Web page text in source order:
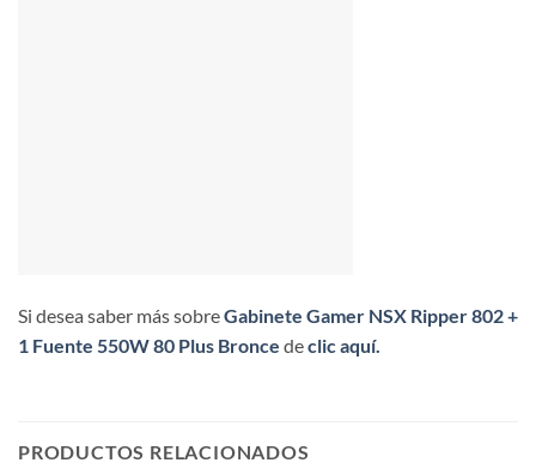
Si desea saber más sobreGabinete Gamer NSX Ripper 802 +
1 Fuente 550W 80 Plus Bronce declic aquí.
PRODUCTOS RELACIONADOS